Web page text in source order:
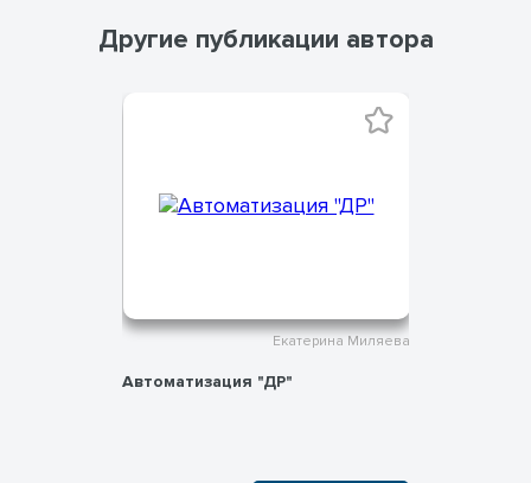
Другие публикации автора
Екатерина Миляева
Автоматизация "ДР"